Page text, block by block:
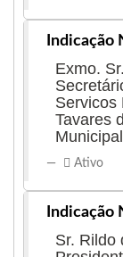
Indicação
Exmo.
Servicos
Tavares
Ativo
Indicação
Sr. Rildo